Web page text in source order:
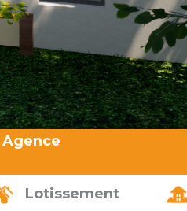
Agence
Lotissement